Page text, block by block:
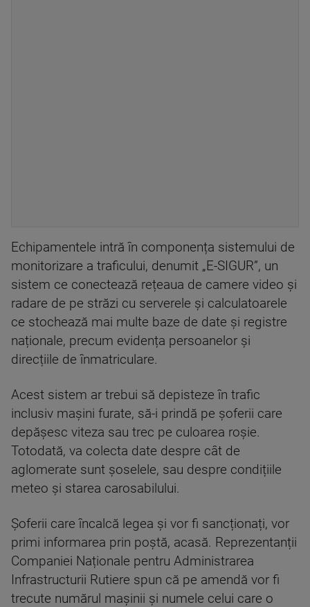
Echipamentele intră în componența sistemului de
monitorizare a traficului, denumit „E-SIGUR”, un
sistem ce conectează rețeaua de camere video și
radare de pe străzi cu serverele și calculatoarele
ce stochează mai multe baze de date și registre
naționale, precum evidența persoanelor și
direcțiile de înmatriculare.
Acest sistem ar trebui să depisteze în trafic
inclusiv mașini furate, să-i prindă pe șoferii care
depășesc viteza sau trec pe culoarea roșie.
Totodată, va colecta date despre cât de
aglomerate sunt șoselele, sau despre condițiile
meteo și starea carosabilului.
Șoferii care încalcă legea și vor fi sancționați, vor
primi informarea prin poștă, acasă. Reprezentanții
Companiei Naționale pentru Administrarea
Infrastructurii Rutiere spun că pe amendă vor fi
trecute numărul mașinii și numele celui care o